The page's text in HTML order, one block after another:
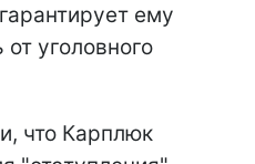
ему
уголовного
что Карплюк